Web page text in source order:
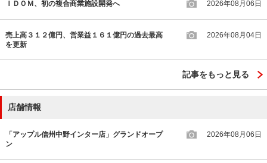
ＩＤＯＭ、初の複合商業施設開発へ 2026年08月06日
売上高３１２億円、営業益１６１億円の過去最高
を更新
2026年08月04日
記事をもっと見る
店舗情報
「アップル信州中野インター店」グランドオープ
ン
2026年08月06日